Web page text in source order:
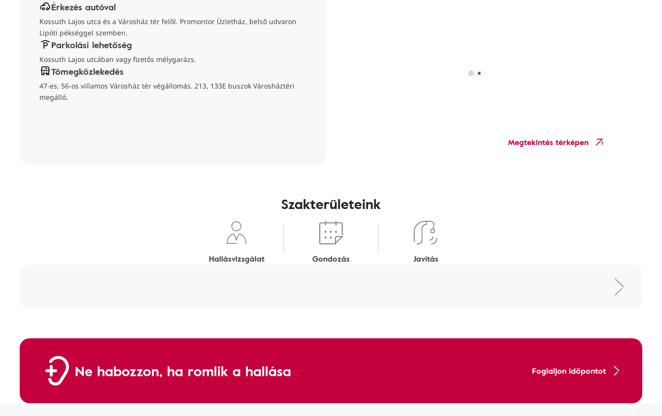
Érkezés autóval
Kossuth Lajos utca és a Városház tér felől. Promontor Üzletház, belső udvaron
Lipóti pékséggel szemben.
Parkolási lehetőség
Kossuth Lajos utcában vagy fizetős mélygarázs.
Tömegközlekedés
47-es, 56-os villamos Városház tér végállomás. 213, 133E buszok Városháztéri
megálló.
Megtekintés térképen
Szakterületeink
Hallásvizsgálat Gondozás Javítás
Ne habozzon, ha romlik a hallása Foglaljon időpontot